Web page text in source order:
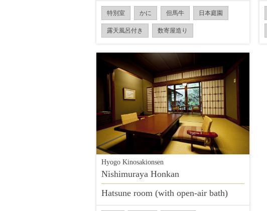
特別室 かに 但馬牛 日本庭園
露天風呂付き 数寄屋造り
Hyogo Kinosakionsen
Nishimuraya Honkan
Hatsune room (with open-air bath)